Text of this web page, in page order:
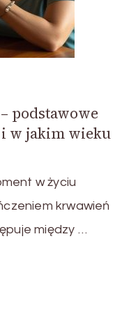
podstawowe
w jakim wieku
w życiu
krwawień
między …